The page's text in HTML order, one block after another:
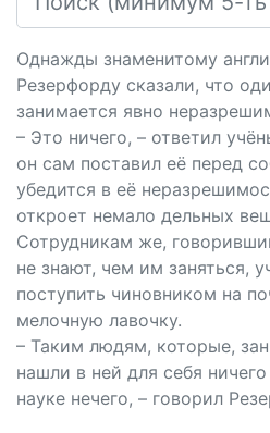
Однажды знаменитому
Резерфорду сказали, что
занимается явно
– Это ничего, – ответил
он сам поставил её перед
убедится в её
откроет немало дельных
Сотрудникам же,
не знают, чем им заняться,
поступить чиновником на
мелочную лавочку.
– Таким людям, которые,
нашли в ней для себя
науке нечего, – говорил